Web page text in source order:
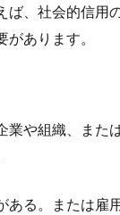
ば、社会的信用
あります。
業や組織、また
ある。または雇